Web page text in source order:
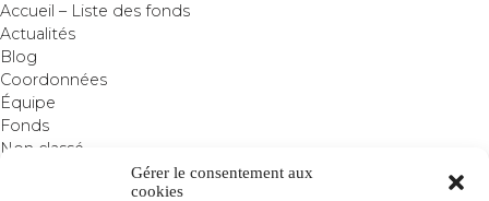
Gérer le consentement aux
cookies
Accueil – Liste des fonds
Actualités
Blog
Coordonnées
Équipe
Fonds
Non classé